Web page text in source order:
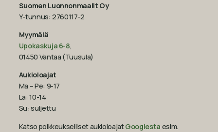
Suomen Luonnonmaalit Oy
Y-tunnus: 2760117-2
Myymälä
Upokaskuja 6-8,
01450 Vantaa (Tuusula)
Aukioloajat
Ma – Pe: 9-17
La: 10-14
Su: suljettu
Katso poikkeukselliset aukioloajatGooglesta esim.